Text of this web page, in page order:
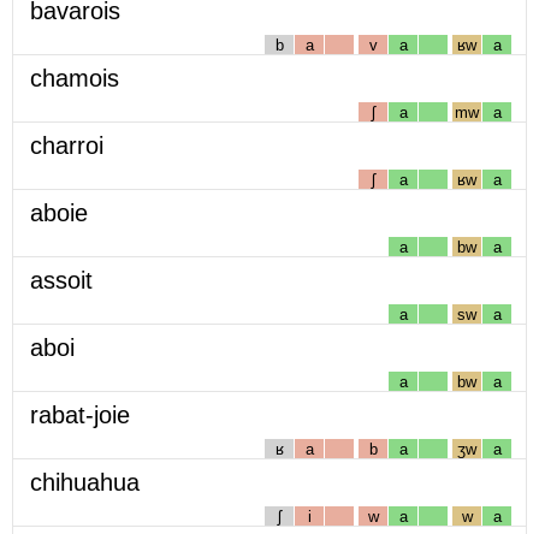
bavarois
b a v a ʁw a
chamois
ʃ a mw a
charroi
ʃ a ʁw a
aboie
a bw a
assoit
a sw a
aboi
a bw a
rabat-joie
ʁ a b a ʒw a
chihuahua
ʃ i w a w a